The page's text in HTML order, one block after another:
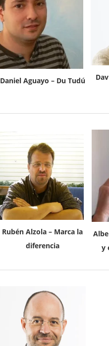
Daniel Aguayo – Du Tudú
Rubén Alzola – Marca la
diferencia
y